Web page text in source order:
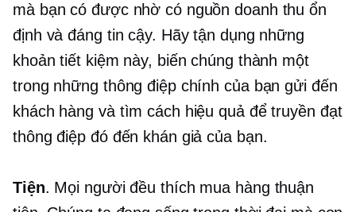
mà bạn có được nhờ có nguồn doanh thu ổn
định và đáng tin cậy. Hãy tận dụng những
khoản tiết kiệm này, biến chúng thành một
trong những thông điệp chính của bạn gửi đến
khách hàng và tìm cách hiệu quả để truyền đạt
thông điệp đó đến khán giả của bạn.
Tiện. Mọi người đều thích mua hàng thuận